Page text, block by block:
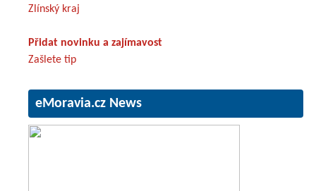
Zlínský kraj
Přidat novinku a zajímavost
Zašlete tip
eMoravia.cz News